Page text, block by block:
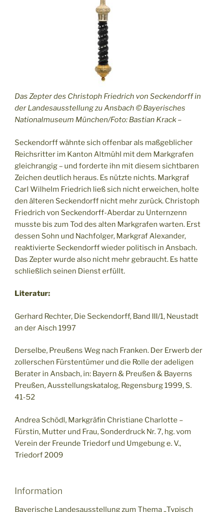
Das Zepter des Christoph Friedrich von Seckendorff in
der Landesausstellung zu Ansbach © Bayerisches
Nationalmuseum München/Foto: Bastian Krack –
Seckendorff wähnte sich offenbar als maßgeblicher
Reichsritter im Kanton Altmühl mit dem Markgrafen
gleichrangig – und forderte ihn mit diesem sichtbaren
Zeichen deutlich heraus. Es nützte nichts. Markgraf
Carl Wilhelm Friedrich ließ sich nicht erweichen, holte
den älteren Seckendorff nicht mehr zurück. Christoph
Friedrich von Seckendorff-Aberdar zu Unternzenn
musste bis zum Tod des alten Markgrafen warten. Erst
dessen Sohn und Nachfolger, Markgraf Alexander,
reaktivierte Seckendorff wieder politisch in Ansbach.
Das Zepter wurde also nicht mehr gebraucht. Es hatte
schließlich seinen Dienst erfüllt.
Literatur:
Gerhard Rechter, Die Seckendorff, Band III/1, Neustadt
an der Aisch 1997
Derselbe, Preußens Weg nach Franken. Der Erwerb der
zollerschen Fürstentümer und die Rolle der adeligen
Berater in Ansbach, in: Bayern & Preußen & Bayerns
Preußen, Ausstellungskatalog, Regensburg 1999, S.
41-52
Andrea Schödl, Markgräfin Christiane Charlotte –
Fürstin, Mutter und Frau, Sonderdruck Nr. 7, hg. vom
Verein der Freunde Triedorf und Umgebung e. V.,
Triedorf 2009
Information
Bayerische Landesausstellung zum Thema „Typisch